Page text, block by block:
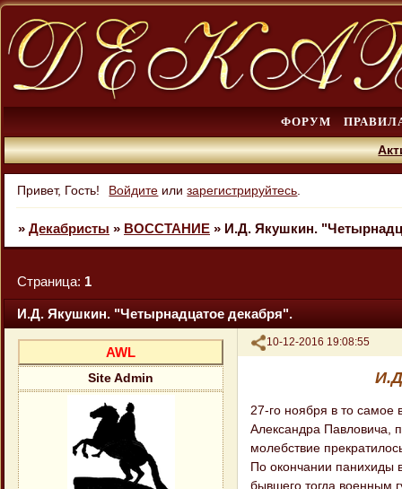
ФОРУМ
Привет, Гость! Войдите илизарегистрируйтесь
» Декабристы » ВОССТАНИЕ » И.Д. Якушкин.
И.Д. Якушкин. "Четырнадцатое декабря".
Страница: 1
Поделиться
10-12-2016 19:08:55
AWL
Site Admin
27-го ноября в то самое
Александра Павловича,
молебствие
По окончании панихиды
бывшего тогда военным